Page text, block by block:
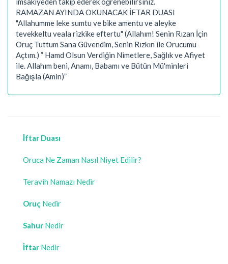
RAMAZAN AYINDA OKUNACAK İFTAR DUASI
"Allahumme leke sumtu ve bike amentu ve aleyke
tevekkeltu veala rizkike eftertu" (Allahım! Senin Rızan İçin
Oruç Tuttum Sana Güvendim, Senin Rızkın ile Orucumu
Açtım.) ” Hamd Olsun Verdiğin Nimetlere, Sağlık ve Afiyet
ile. Allahım beni, Anamı, Babamı ve Bütün Mü'minleri
Bağışla (Amin)”
İftar Duası
Oruca Ne Zaman Nasıl Niyet Edilir?
Teravih Namazı Nedir
Oruç Nedir
Sahur Nedir
İftar Nedir